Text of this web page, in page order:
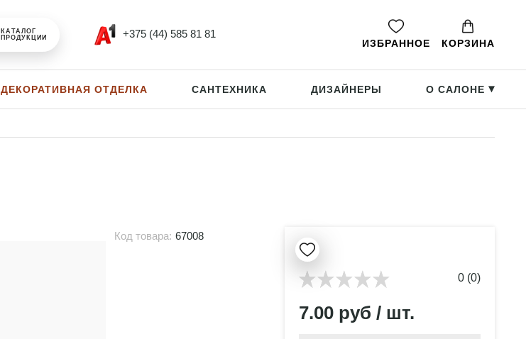
КАТАЛОГ
ПРОДУКЦИИ
+375 (44) 585 81 81
ИЗБРАННОЕ КОРЗИНА
ДЕКОРАТИВНАЯ ОТДЕЛКА САНТЕХНИКА ДИЗАЙНЕРЫ О САЛОНЕ ▸
Код товара: 67008
0 (0)
7.00 руб / шт.